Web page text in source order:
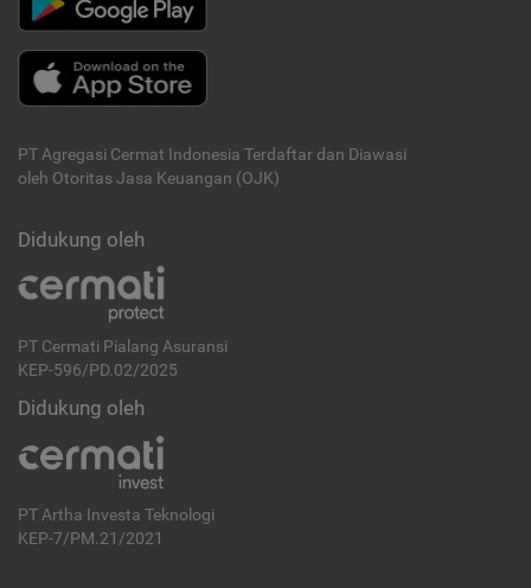
PT Agregasi Cermat Indonesia Terdaftar dan Diawasi
oleh Otoritas Jasa Keuangan (OJK)
Didukung oleh
PT Cermati Pialang Asuransi
KEP-596/PD.02/2025
Didukung oleh
PT Artha Investa Teknologi
KEP-7/PM.21/2021